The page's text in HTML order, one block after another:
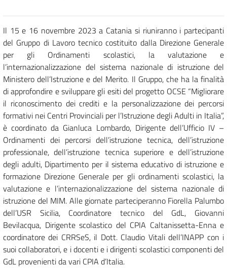
Il 15 e 16 novembre 2023 a Catania si riuniranno i partecipanti
del Gruppo di Lavoro tecnico costituito dalla Direzione Generale
per gli Ordinamenti scolastici, la valutazione e
l’internazionalizzazione del sistema nazionale di istruzione del
Ministero dell’Istruzione e del Merito. Il Gruppo, che ha la finalità
di approfondire e sviluppare gli esiti del progetto OCSE “Migliorare
il riconoscimento dei crediti e la personalizzazione dei percorsi
formativi nei Centri Provinciali per l’Istruzione degli Adulti in Italia”,
è coordinato da Gianluca Lombardo, Dirigente dell’Ufficio IV –
Ordinamenti dei percorsi dell’istruzione tecnica, dell’istruzione
professionale, dell’istruzione tecnica superiore e dell’istruzione
degli adulti, Dipartimento per il sistema educativo di istruzione e
formazione Direzione Generale per gli ordinamenti scolastici, la
valutazione e l’internazionalizzazione del sistema nazionale di
istruzione del MIM. Alle giornate parteciperanno Fiorella Palumbo
dell’USR Sicilia, Coordinatore tecnico del GdL, Giovanni
Bevilacqua, Dirigente scolastico del CPIA Caltanissetta-Enna e
coordinatore dei CRRSeS, il Dott. Claudio Vitali dell’INAPP con i
suoi collaboratori, e i docenti e i dirigenti scolastici componenti del
GdL provenienti da vari CPIA d’Italia.